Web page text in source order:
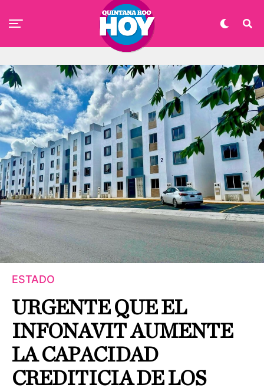
ESTADO
URGENTE QUE EL
INFONAVIT AUMENTE
LA CAPACIDAD
CREDITICIA DE LOS